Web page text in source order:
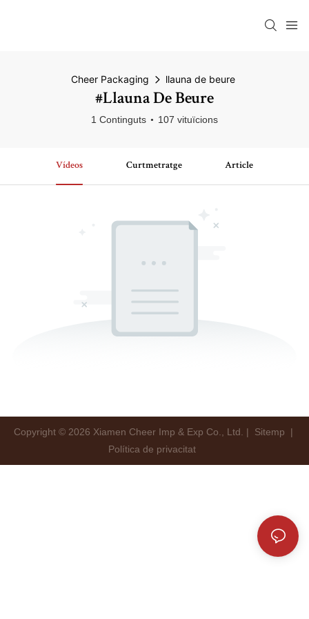
Cheer Packaging llauna de beure
#llauna De Beure
1 Continguts 107 vituïcions
Vídeos Curtmetratge Article
Copyright © 2026 Xiamen Cheer Imp & Exp Co., Ltd. | Sitemp
|
Política de privacitat